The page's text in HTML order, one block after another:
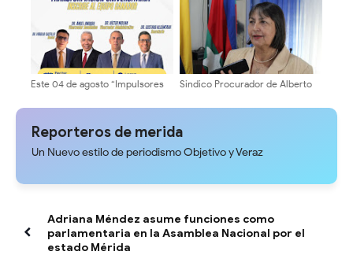
Este 04 de agosto “Impulsores
Universitaria” formalizará
Sindico Procurador de Alberto
responsabilidad exclusiva de sus
Reporteros de merida
Un Nuevo estilo de periodismo Objetivo y Veraz
​Adriana Méndez asume funciones como
parlamentaria en la Asamblea Nacional por el
estado Mérida